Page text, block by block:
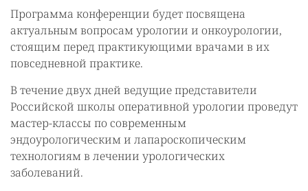
Программа конференции будет посвящена
актуальным вопросам урологии и онкоурологии,
стоящим перед практикующими врачами в их
повседневной практике.
В течение двух дней ведущие представители
Российской школы оперативной урологии проведут
мастер-классы по современным
эндоурологическим и лапароскопическим
технологиям в лечении урологических
заболеваний.